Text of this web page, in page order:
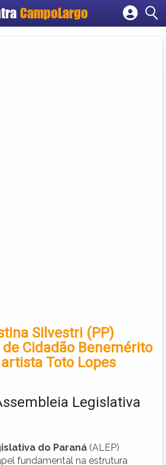
CampoLargo
Cadastrar empresa
Silvestri (PP)
Cidadão Benemérito
Toto Lopes
Legislativa
do Paraná (ALEP)
fundamental na estrutura